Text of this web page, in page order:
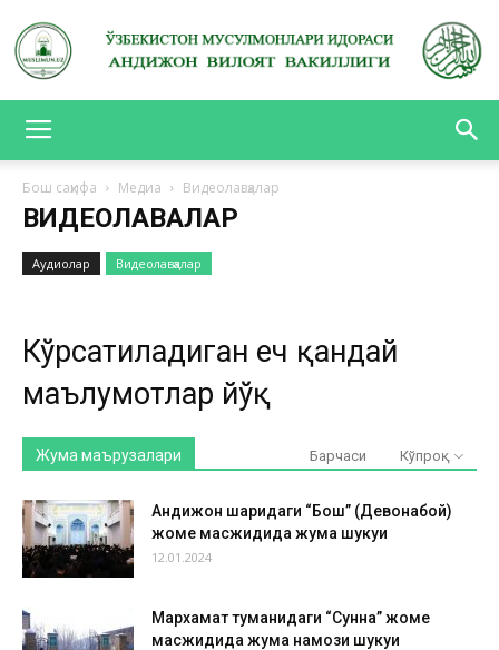
Бош саҳифа Медиа Видеолавҳалар
ВИДЕОЛАВҲАЛАР
Аудиолар Видеолавҳалар
Кўрсатиладиган ҳеч қандай
маълумотлар йўқ
Жума маърузалари Барчаси Кўпроқ
Андижон шаҳридаги “Бош” (Девонабой)
жоме масжидида жума шукуҳи
12.01.2024
Мархамат туманидаги “Сунна” жоме
масжидида жума намози шукуҳи